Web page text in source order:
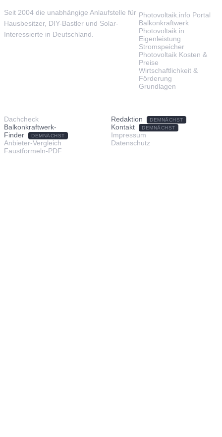
Seit 2004 die unabhängige Anlaufstelle für
Hausbesitzer, DIY-Bastler und Solar-
Interessierte in Deutschland.
Photovoltaik.info Portal
Balkonkraftwerk
Photovoltaik in
Eigenleistung
Stromspeicher
Photovoltaik Kosten &
Preise
Wirtschaftlichkeit &
Förderung
Grundlagen
Dachcheck
Balkonkraftwerk-
Finder
DEMNÄCHST
Anbieter-Vergleich
Faustformeln-PDF
Redaktion DEMNÄCHST
Kontakt DEMNÄCHST
Impressum
Datenschutz